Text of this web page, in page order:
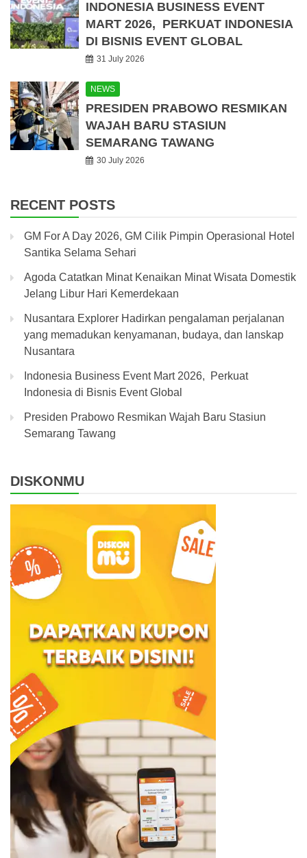
INDONESIA BUSINESS EVENT
MART 2026, PERKUAT INDONESIA
DI BISNIS EVENT GLOBAL
31 July 2026
NEWS
PRESIDEN PRABOWO RESMIKAN
WAJAH BARU STASIUN
SEMARANG TAWANG
30 July 2026
RECENT POSTS
GM For A Day 2026, GM Cilik Pimpin Operasional Hotel
Santika Selama Sehari
Agoda Catatkan Minat Kenaikan Minat Wisata Domestik
Jelang Libur Hari Kemerdekaan
Nusantara Explorer Hadirkan pengalaman perjalanan
yang memadukan kenyamanan, budaya, dan lanskap
Nusantara
Indonesia Business Event Mart 2026, Perkuat
Indonesia di Bisnis Event Global
Presiden Prabowo Resmikan Wajah Baru Stasiun
Semarang Tawang
DISKONMU